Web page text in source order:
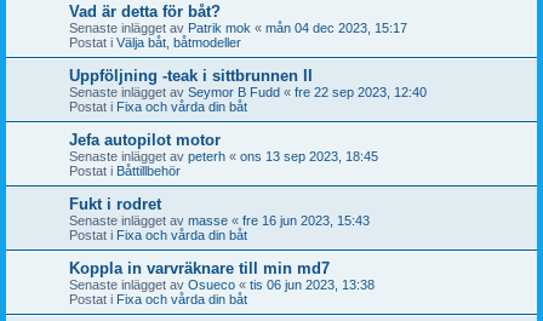
Vad är detta för båt?
Senaste inlägget av Patrik mok « mån 04 dec 2023, 15:17
Postat i Välja båt, båtmodeller
Uppföljning -teak i sittbrunnen II
Senaste inlägget av Seymor B Fudd « fre 22 sep 2023, 12:40
Postat i Fixa och vårda din båt
Jefa autopilot motor
Senaste inlägget av peterh « ons 13 sep 2023, 18:45
Postat i Båttillbehör
Fukt i rodret
Senaste inlägget av masse « fre 16 jun 2023, 15:43
Postat i Fixa och vårda din båt
Koppla in varvräknare till min md7
Senaste inlägget av Osueco « tis 06 jun 2023, 13:38
Postat i Fixa och vårda din båt